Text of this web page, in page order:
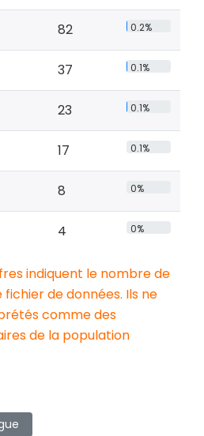
82 0.2%
37 0.1%
23 0.1%
17 0.1%
8 0%
4 0%
indiquent le nombre de
de données. Ils ne
comme des
de la population